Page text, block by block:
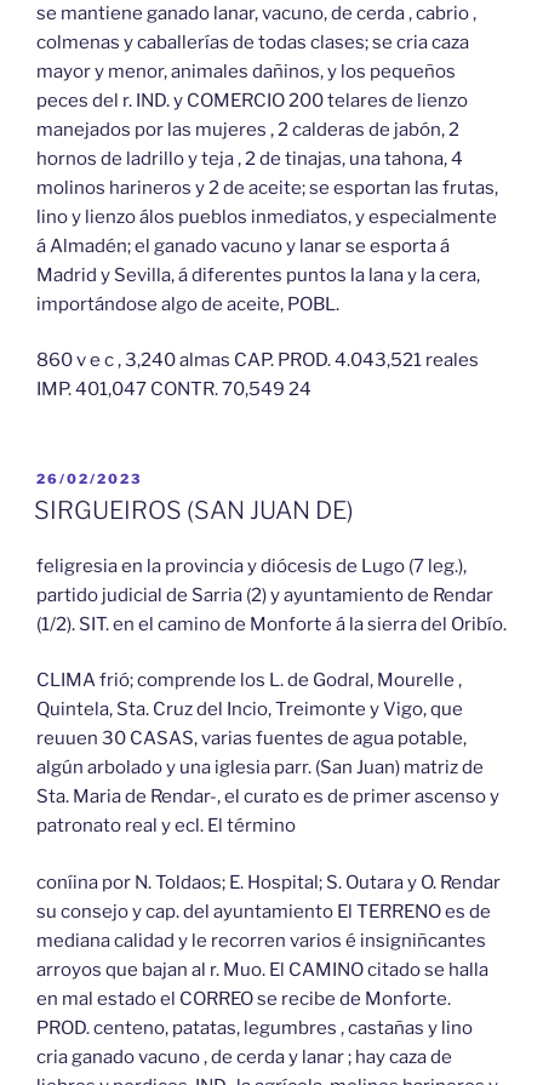
se mantiene ganado lanar, vacuno, de cerda , cabrio ,
colmenas y caballerías de todas clases; se cria caza
mayor y menor, animales dañinos, y los pequeños
peces del r. IND. y COMERCIO 200 telares de lienzo
manejados por las mujeres , 2 calderas de jabón, 2
hornos de ladrillo y teja , 2 de tinajas, una tahona, 4
molinos harineros y 2 de aceite; se esportan las frutas,
lino y lienzo álos pueblos inmediatos, y especialmente
á Almadén; el ganado vacuno y lanar se esporta á
Madrid y Sevilla, á diferentes puntos la lana y la cera,
importándose algo de aceite, POBL.
860 v e c , 3,240 almas CAP. PROD. 4.043,521 reales
IMP. 401,047 CONTR. 70,549 24
PUBLICADO
EL
26/02/2023
SIRGUEIROS (SAN JUAN DE)
feligresia en la provincia y diócesis de Lugo (7 leg.),
partido judicial de Sarria (2) y ayuntamiento de Rendar
(1/2). SIT. en el camino de Monforte á la sierra del Oribío.
CLIMA frió; comprende los L. de Godral, Mourelle ,
Quintela, Sta. Cruz del Incio, Treimonte y Vigo, que
reuuen 30 CASAS, varias fuentes de agua potable,
algún arbolado y una iglesia parr. (San Juan) matriz de
Sta. Maria de Rendar-, el curato es de primer ascenso y
patronato real y ecl. El término
coníina por N. Toldaos; E. Hospital; S. Outara y O. Rendar
su consejo y cap. del ayuntamiento El TERRENO es de
mediana calidad y le recorren varios é insigniñcantes
arroyos que bajan al r. Muo. El CAMINO citado se halla
en mal estado el CORREO se recibe de Monforte.
PROD. centeno, patatas, legumbres , castañas y lino
cria ganado vacuno , de cerda y lanar ; hay caza de